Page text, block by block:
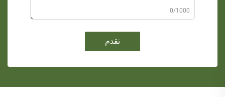
0/1000
تقدم